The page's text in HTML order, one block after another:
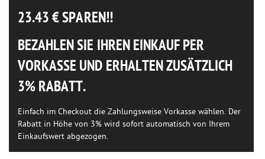
23.43€ SPAREN!!
BEZAHLEN SIE IHREN EINKAUF PER
VORKASSE UND ERHALTEN ZUSÄTZLICH
3% RABATT.
Einfach im Checkout die Zahlungsweise Vorkasse wählen. Der
Rabatt in Höhe von 3% wird sofort automatisch von Ihrem
Einkaufswert abgezogen.